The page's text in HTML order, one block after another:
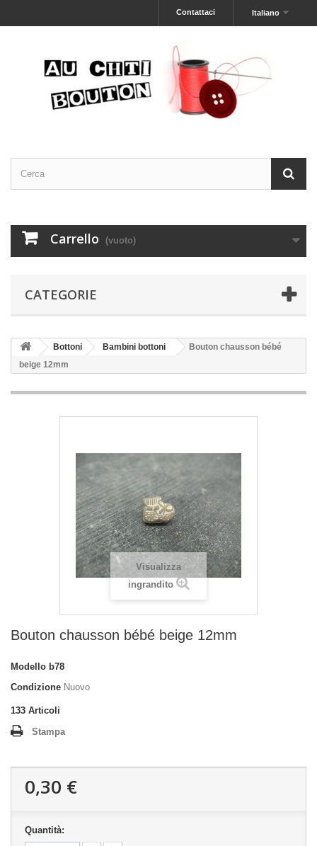
Italiano
Contattaci
Carrello (vuoto)
CATEGORIE
Bottoni Bambini bottoni
Bouton chausson bébé
beige 12mm
Visualizza
ingrandito
Bouton chausson bébé beige 12mm
Modello b78
Condizione Nuovo
133 Articoli
Stampa
0,30 €
Quantità: